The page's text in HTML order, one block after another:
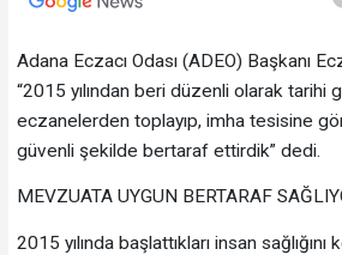
Adana Eczacı Odası (ADEO) Başkanı
“2015 yılından beri düzenli olarak tarihi
eczanelerden toplayıp, imha tesisine
güvenli şekilde bertaraf ettirdik” dedi.
MEVZUATA UYGUN BERTARAF
2015 yılında başlattıkları insan